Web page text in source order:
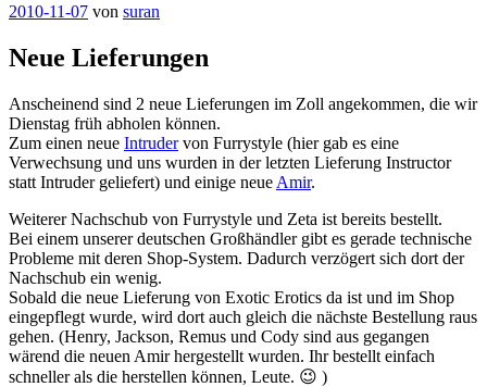
Veröffentlicht
2010-11-07 von suran
Neue Lieferungen
Anscheinend sind 2 neue Lieferungen im Zoll angekommen, die wir
Dienstag früh abholen können.
Zum einen neue Intrudervon Furrystyle (hier gab es eine
Verwechsung und uns wurden in der letzten Lieferung Instructor
statt Intruder geliefert) und einige neue Amir.
Weiterer Nachschub von Furrystyle und Zeta ist bereits bestellt.
Bei einem unserer deutschen Großhändler gibt es gerade technische
Probleme mit deren Shop-System. Dadurch verzögert sich dort der
Nachschub ein wenig.
Sobald die neue Lieferung von Exotic Erotics da ist und im Shop
eingepflegt wurde, wird dort auch gleich die nächste Bestellung raus
gehen. (Henry, Jackson, Remus und Cody sind aus gegangen
wärend die neuen Amir hergestellt wurden. Ihr bestellt einfach
schneller als die herstellen können, Leute. 😉 )